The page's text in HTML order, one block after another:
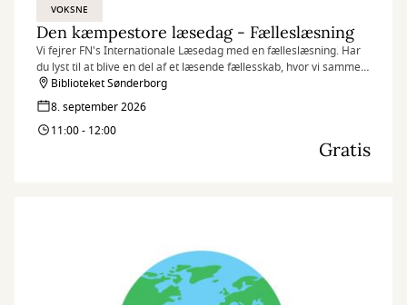
VOKSNE
Den kæmpestore læsedag - Fælleslæsning
Vi fejrer FN's Internationale Læsedag med en fælleslæsning. Har
du lyst til at blive en del af et læsende fællesskab, hvor vi sammen
skaber plads til fordybelse, refleksion og samtale? Så er dette lige
noget for dig.
Biblioteket Sønderborg
8. september 2026
11:00 - 12:00
Gratis